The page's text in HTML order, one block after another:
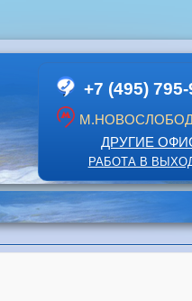
+7 (495)
ДРУГИЕ
РАБОТА В